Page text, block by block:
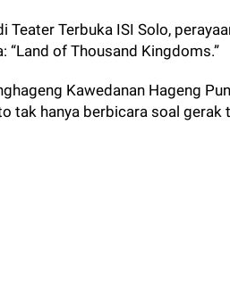
Teater Terbuka ISI Solo,
“Land of Thousand Kingdoms.”
Kawedanan Hageng
tak hanya berbicara soal gerak